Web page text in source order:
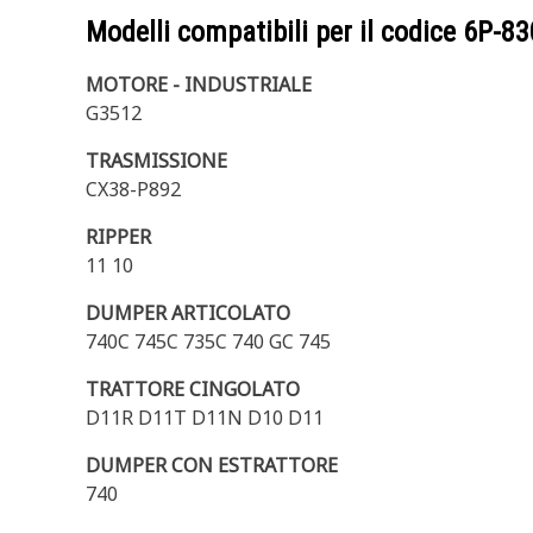
Modelli compatibili per il codice 6P-
MOTORE - INDUSTRIALE
G3512
TRASMISSIONE
CX38-P892
RIPPER
11 10
DUMPER ARTICOLATO
740C 745C 735C 740 GC 745
TRATTORE CINGOLATO
D11R D11T D11N D10 D11
DUMPER CON ESTRATTORE
740